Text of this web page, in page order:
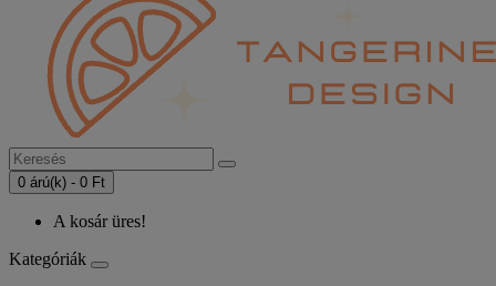
0 árú(k) - 0 Ft
A kosár üres!
Kategóriák